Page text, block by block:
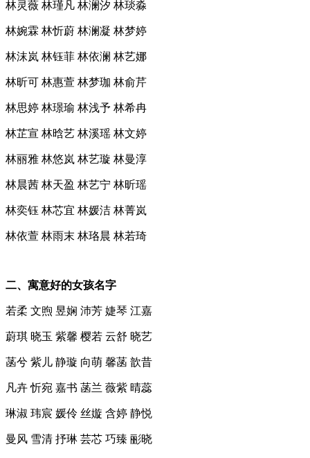
林灵薇 林瑾凡 林澜汐 林琰淼
林婉霖 林忻蔚 林澜凝 林梦婷
林沫岚 林钰菲 林依澜 林艺娜
林昕可 林惠萱 林梦珈 林俞芹
林思婷 林璟瑜 林浅予 林希冉
林芷宣 林晗艺 林溪瑶 林文婷
林丽雅 林悠岚 林艺璇 林曼淳
林晨茜 林天盈 林艺宁 林昕瑶
林奕钰 林芯宜 林媛洁 林菁岚
林依萱 林雨末 林珞晨 林若琦
二、寓意好的女孩名字
若柔 文煦 昱娴 沛芳 婕琴 江嘉
蔚琪 晓玉 紫馨 樱若 云舒 晓艺
菡兮 紫儿 静璇 向萌 馨菡 歆昔
凡卉 忻宛 嘉书 菡兰 薇紫 晴蕊
琳淑 玮宸 媛伶 丝嫙 含婷 静悦
曼风 雪清 抒琳 芸芯 巧臻 彨晓